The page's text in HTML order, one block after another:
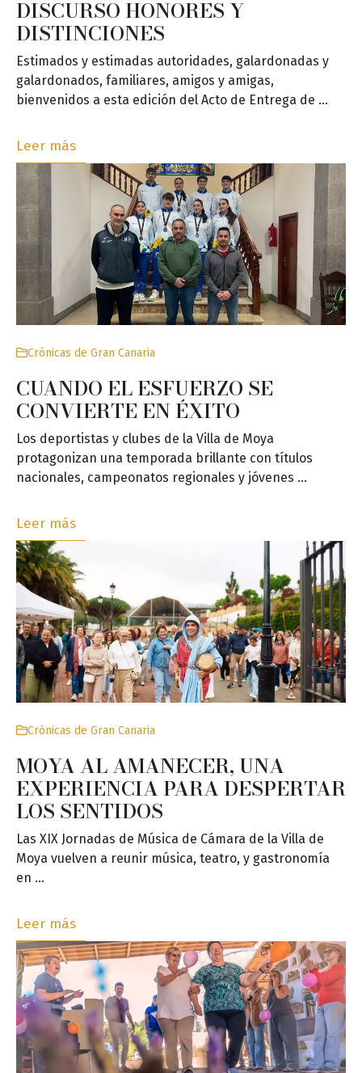
DISCURSO HONORES Y
DISTINCIONES
Estimados y estimadas autoridades, galardonadas y
galardonados, familiares, amigos y amigas,
bienvenidos a esta edición del Acto de Entrega de …
Leer más
Crónicas de Gran Canaria
CUANDO EL ESFUERZO SE
CONVIERTE EN ÉXITO
Los deportistas y clubes de la Villa de Moya
protagonizan una temporada brillante con títulos
nacionales, campeonatos regionales y jóvenes …
Leer más
Crónicas de Gran Canaria
MOYA AL AMANECER, UNA
EXPERIENCIA PARA DESPERTAR
LOS SENTIDOS
Las XIX Jornadas de Música de Cámara de la Villa de
Moya vuelven a reunir música, teatro, y gastronomía
en …
Leer más